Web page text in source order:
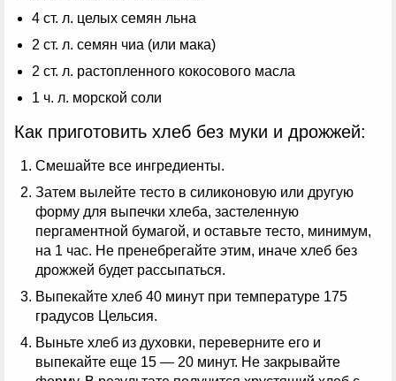
4 ст. л. целых семян льна
2 ст. л. семян чиа (или мака)
2 ст. л. растопленного кокосового масла
1 ч. л. морской соли
Как приготовить хлеб без муки и дрожжей:
Смешайте все ингредиенты.
Затем вылейте тесто в силиконовую или другую
форму для выпечки хлеба, застеленную
пергаментной бумагой, и оставьте тесто, минимум,
на 1 час. Не пренебрегайте этим, иначе хлеб без
дрожжей будет рассыпаться.
Выпекайте хлеб 40 минут при температуре 175
градусов Цельсия.
Выньте хлеб из духовки, переверните его и
выпекайте еще 15 — 20 минут. Не закрывайте